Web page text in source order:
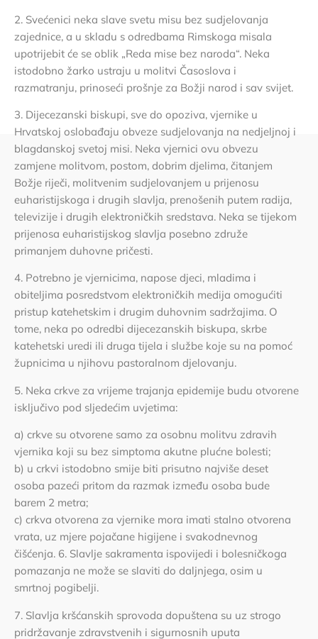
2. Svećenici neka slave svetu misu bez sudjelovanja
zajednice, a u skladu s odredbama Rimskoga misala
upotrijebit će se oblik „Reda mise bez naroda“. Neka
istodobno žarko ustraju u molitvi Časoslova i
razmatranju, prinoseći prošnje za Božji narod i sav svijet.
3. Dijecezanski biskupi, sve do opoziva, vjernike u
Hrvatskoj oslobađaju obveze sudjelovanja na nedjeljnoj i
blagdanskoj svetoj misi. Neka vjernici ovu obvezu
zamjene molitvom, postom, dobrim djelima, čitanjem
Božje riječi, molitvenim sudjelovanjem u prijenosu
euharistijskoga i drugih slavlja, prenošenih putem radija,
televizije i drugih elektroničkih sredstava. Neka se tijekom
prijenosa euharistijskog slavlja posebno združe
primanjem duhovne pričesti.
4. Potrebno je vjernicima, napose djeci, mladima i
obiteljima posredstvom elektroničkih medija omogućiti
pristup katehetskim i drugim duhovnim sadržajima. O
tome, neka po odredbi dijecezanskih biskupa, skrbe
katehetski uredi ili druga tijela i službe koje su na pomoć
župnicima u njihovu pastoralnom djelovanju.
5. Neka crkve za vrijeme trajanja epidemije budu otvorene
isključivo pod sljedećim uvjetima:
a) crkve su otvorene samo za osobnu molitvu zdravih
vjernika koji su bez simptoma akutne plućne bolesti;
b) u crkvi istodobno smije biti prisutno najviše deset
osoba pazeći pritom da razmak između osoba bude
barem 2 metra;
c) crkva otvorena za vjernike mora imati stalno otvorena
vrata, uz mjere pojačane higijene i svakodnevnog
čišćenja. 6. Slavlje sakramenta ispovijedi i bolesničkoga
pomazanja ne može se slaviti do daljnjega, osim u
smrtnoj pogibelji.
7. Slavlja kršćanskih sprovoda dopuštena su uz strogo
pridržavanje zdravstvenih i sigurnosnih uputa